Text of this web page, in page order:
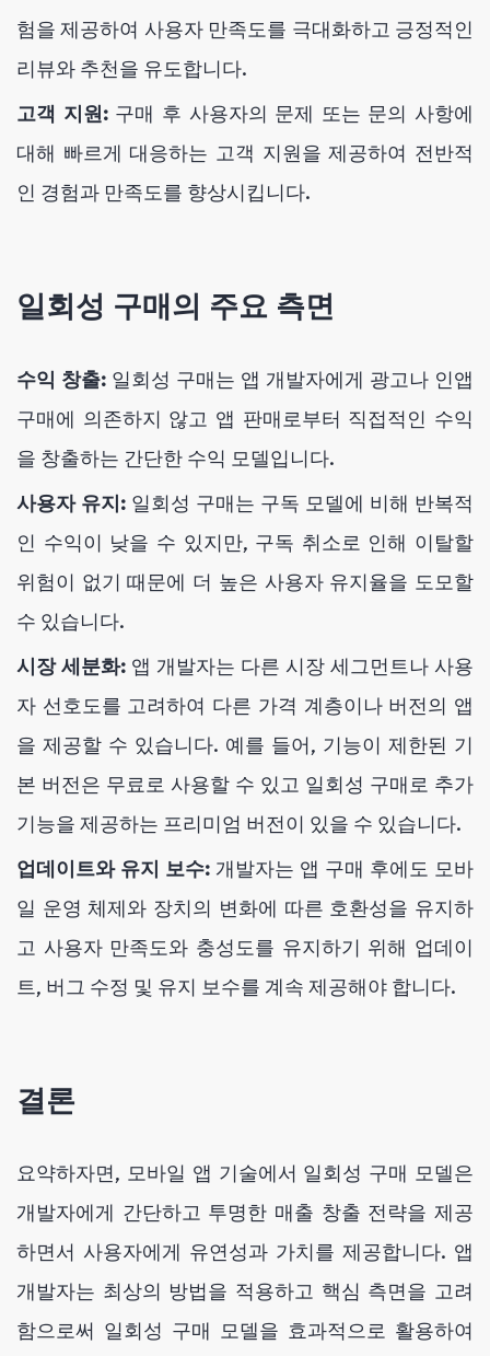
험을 제공하여 사용자 만족도를 극대화하고 긍정적인
리뷰와 추천을 유도합니다.
고객 지원: 구매 후 사용자의 문제 또는 문의 사항에
대해 빠르게 대응하는 고객 지원을 제공하여 전반적
인 경험과 만족도를 향상시킵니다.
일회성 구매의 주요 측면
수익 창출: 일회성 구매는 앱 개발자에게 광고나 인앱
구매에 의존하지 않고 앱 판매로부터 직접적인 수익
을 창출하는 간단한 수익 모델입니다.
사용자 유지: 일회성 구매는 구독 모델에 비해 반복적
인 수익이 낮을 수 있지만, 구독 취소로 인해 이탈할
위험이 없기 때문에 더 높은 사용자 유지율을 도모할
수 있습니다.
시장 세분화: 앱 개발자는 다른 시장 세그먼트나 사용
자 선호도를 고려하여 다른 가격 계층이나 버전의 앱
을 제공할 수 있습니다. 예를 들어, 기능이 제한된 기
본 버전은 무료로 사용할 수 있고 일회성 구매로 추가
기능을 제공하는 프리미엄 버전이 있을 수 있습니다.
업데이트와 유지 보수: 개발자는 앱 구매 후에도 모바
일 운영 체제와 장치의 변화에 따른 호환성을 유지하
고 사용자 만족도와 충성도를 유지하기 위해 업데이
트, 버그 수정 및 유지 보수를 계속 제공해야 합니다.
결론
요약하자면, 모바일 앱 기술에서 일회성 구매 모델은
개발자에게 간단하고 투명한 매출 창출 전략을 제공
하면서 사용자에게 유연성과 가치를 제공합니다. 앱
개발자는 최상의 방법을 적용하고 핵심 측면을 고려
함으로써 일회성 구매 모델을 효과적으로 활용하여